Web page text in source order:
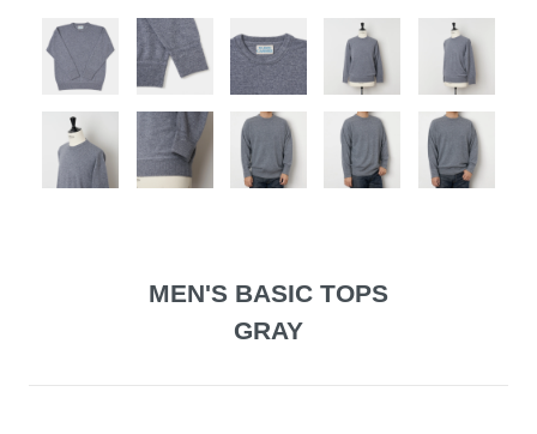
MEN'S BASIC TOPS
GRAY